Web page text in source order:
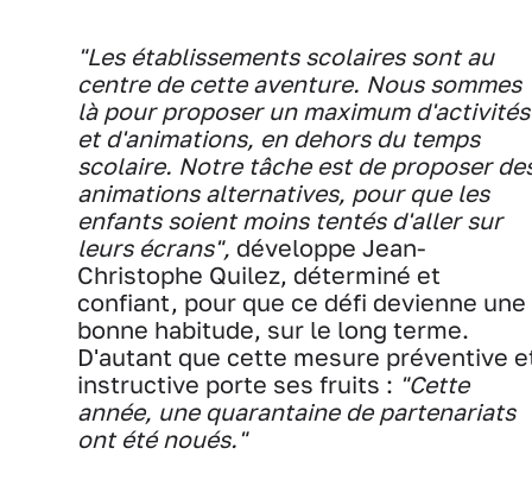
"Les établissements scolaires sont au
centre de cette aventure. Nous sommes
là pour proposer un maximum d'activités
et d'animations, en dehors du temps
scolaire. Notre tâche est de proposer
animations alternatives, pour que les
enfants soient moins tentés d'aller sur
leurs écrans", développe Jean-
Christophe Quilez, déterminé et
confiant, pour que ce défi devienne une
bonne habitude, sur le long terme.
D'autant que cette mesure préventive
instructive porte ses fruits : "Cette
année, une quarantaine de partenariats
ont été noués."